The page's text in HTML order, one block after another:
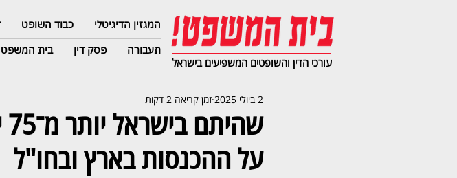
המגזין הדיגיטלי כבוד השופט
תעבורה
פסק דין בית המשפט
עורכי הדין והשופטים המשפיעים בישראל
על ההכנסות בארץ ובחו"ל
2 ביולי 2025 זמן קריאה 2 דקות